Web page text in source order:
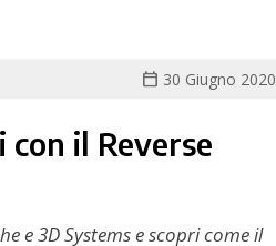
calendar_today 30 Giugno 2020
il Reverse
e 3D Systems e scopri come il